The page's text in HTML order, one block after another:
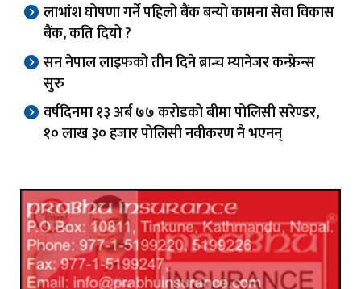
लाभांश घोषणा गर्ने पहिलो बैंक बन्यो कामना सेवा विकास
बैंक, कति दियो ?
सन नेपाल लाइफको तीन दिने ब्रान्च म्यानेजर कन्फ्रेन्स
सुरु
वर्षदिनमा १३ अर्ब ७७ करोडको बीमा पोलिसी सरेण्डर,
१० लाख ३० हजार पोलिसी नवीकरण नै भएनन्